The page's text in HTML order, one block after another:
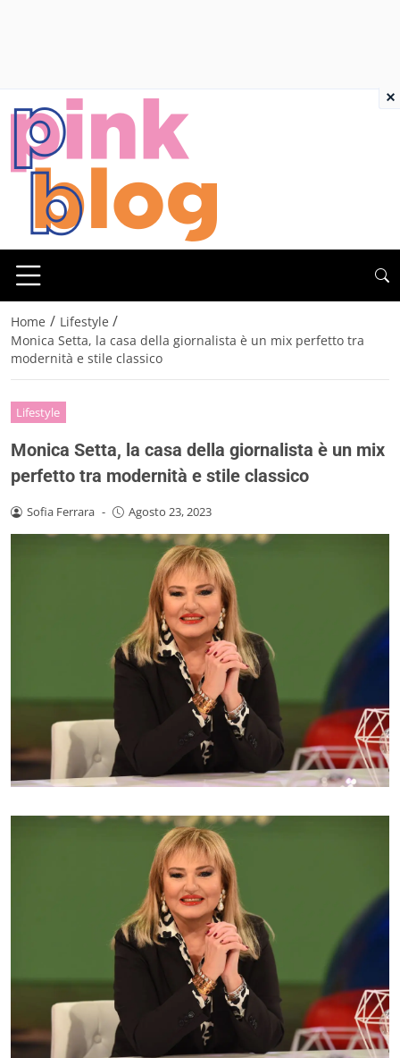
Home / Lifestyle /
Monica Setta, la casa della giornalista è un mix perfetto tra
modernità e stile classico
Lifestyle
Monica Setta, la casa della giornalista è un mix
perfetto tra modernità e stile classico
Sofia Ferrara - Agosto 23, 2023
×